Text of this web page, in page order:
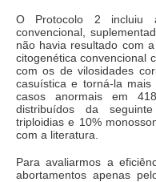
O Protocolo 2 incluiu
convencional,
não havia resultado com
citogenética convencional
com os de vilosidades
casuística e torná-la
casos anormais em
distribuídos da
triploidias e 10%
com a literatura.
Para avaliarmos a
abortamentos apenas